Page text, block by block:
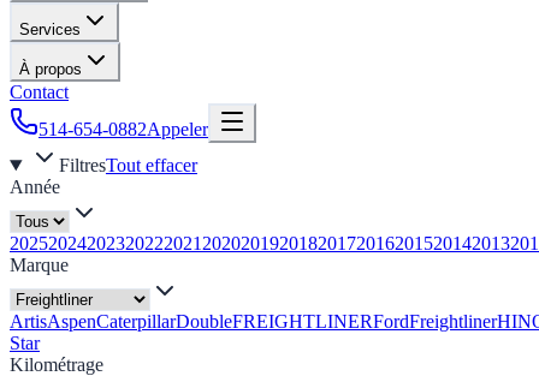
Services
À propos
Contact
514-654-0882Appeler
FiltresTout effacer
Année
20252024202320222021 20202019201820172016201520142013
Marque
ArtisAspenCaterpillarDoubleFREIGHTLINERFordFreightliner
Star
Kilométrage